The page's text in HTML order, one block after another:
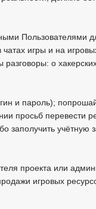
Пользователями
игры и на
о
и пароль);
просьб перевести
учётную
проекта или
игровых